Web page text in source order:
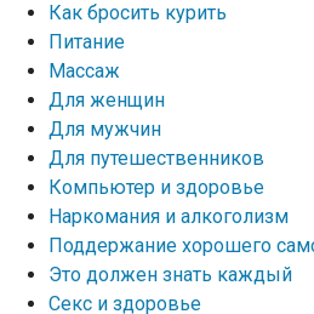
Как бросить курить
Питание
Массаж
Для женщин
Для мужчин
Для путешественников
Компьютер и здоровье
Наркомания и алкоголизм
Поддержание хорошего
Это должен знать каждый
Секс и здоровье